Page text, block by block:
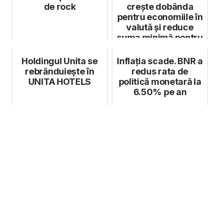
de rock
crește dobânda
pentru economiile în
valută și reduce
suma minimă pentru
Holdingul Unita se
rebrănduiește în
UNITA HOTELS
Inflația scade. BNR a
redus rata de
politică monetară la
6.50% pe an